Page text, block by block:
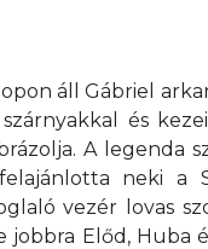
áll Gábriel
és
A legenda
neki a
vezér lovas
Előd, Huba